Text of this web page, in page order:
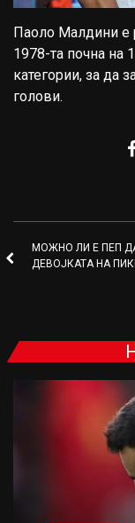
Паоло Малдини е
1978-та почна на
категории, за да
голови.
МОЖНО ЛИ Е ПЕП
ДЕВОЈКАТА НА